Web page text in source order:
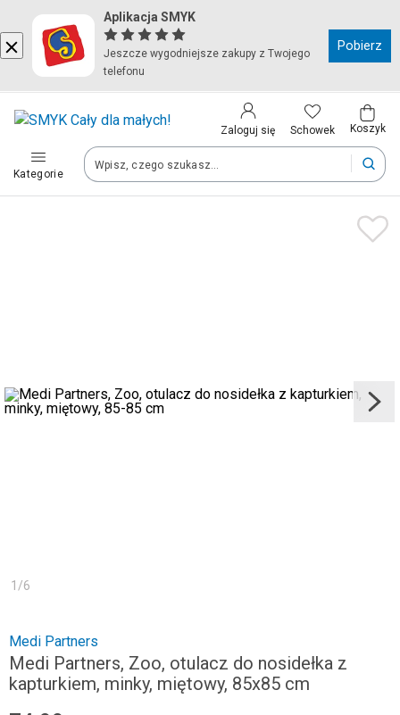
Aplikacja SMYK
Jeszcze wygodniejsze zakupy z Twojego
telefonu
Pobierz
Zaloguj się Schowek Koszyk
Kategorie
Kraj i język
Polska (Poland)
Twoje zamówienia dostarczymy na teren wybranego kraju.
Zapisz
1 /6
Medi Partners
Medi Partners, Zoo, otulacz do nosidełka z
kapturkiem, minky, miętowy, 85x85 cm